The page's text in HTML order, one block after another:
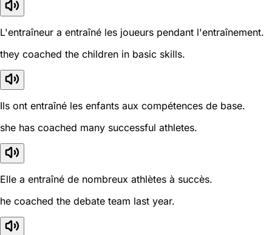
L'entraîneur a entraîné les joueurs pendant l'entraînement.
they coached the children in basic skills.
Ils ont entraîné les enfants aux compétences de base.
she has coached many successful athletes.
Elle a entraîné de nombreux athlètes à succès.
he coached the debate team last year.